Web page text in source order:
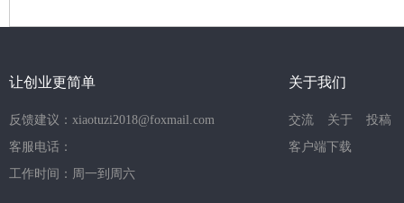
让创业更简单
反馈建议：xiaotuzi2018@foxmail.com
客服电话：
工作时间：周一到周六
关于我们
交流 关于
投稿
客户端下载